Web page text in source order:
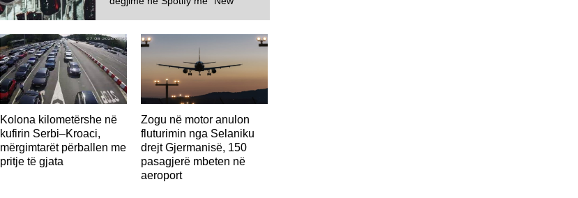
Kolona kilometërshe në
kufirin Serbi–Kroaci,
mërgimtarët përballen me
pritje të gjata
Zogu në motor anulon
fluturimin nga Selaniku
drejt Gjermanisë, 150
pasagjerë mbeten në
aeroport